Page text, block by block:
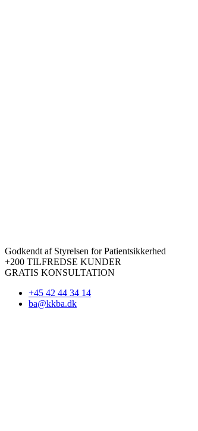
Godkendt af Styrelsen for Patientsikkerhed
+200 TILFREDSE KUNDER
GRATIS KONSULTATION
+45 42 44 34 14
ba@kkba.dk